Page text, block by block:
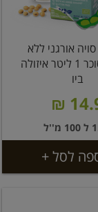
אורגני ללא
תוספת סוכר 1 ליטר איזולה
ביו
14.9
לסל +